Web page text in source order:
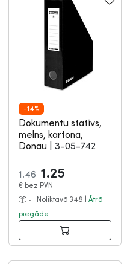
-14%
Dokumentu statīvs,
melns, kartona,
Donau
3-05-742
1.46 1.25
€ bez PVN
Noliktavā 348 | Ātrā
piegāde